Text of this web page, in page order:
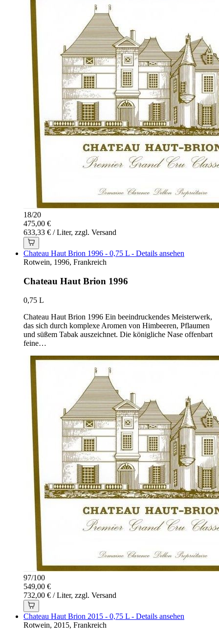
18/20
475,00 €
633,33 € / Liter, zzgl. Versand
Chateau Haut Brion 1996 - 0,75 L - Details ansehen
Rotwein, 1996, Frankreich
Chateau Haut Brion 1996
0,75 L
Chateau Haut Brion 1996 Ein beeindruckendes Meisterwerk,
das sich durch komplexe Aromen von Himbeeren, Pflaumen
und süßem Tabak auszeichnet. Die königliche Nase offenbart
feine…
97/100
549,00 €
732,00 € / Liter, zzgl. Versand
Chateau Haut Brion 2015 - 0,75 L - Details ansehen
Rotwein, 2015, Frankreich